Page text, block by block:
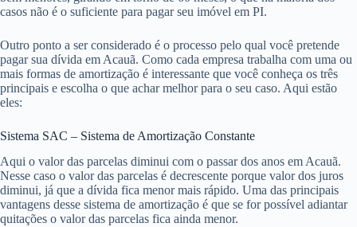
casos não é o suficiente para pagar seu imóvel em PI.
Outro ponto a ser considerado é o processo pelo qual você pretende
pagar sua dívida em Acauã. Como cada empresa trabalha com uma ou
mais formas de amortização é interessante que você conheça os três
principais e escolha o que achar melhor para o seu caso. Aqui estão
eles:
Sistema SAC – Sistema de Amortização Constante
Aqui o valor das parcelas diminui com o passar dos anos em Acauã.
Nesse caso o valor das parcelas é decrescente porque valor dos juros
diminui, já que a dívida fica menor mais rápido. Uma das principais
vantagens desse sistema de amortização é que se for possível adiantar
quitações o valor das parcelas fica ainda menor.